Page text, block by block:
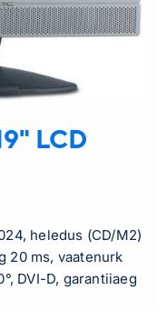
LCD
heledus (CD/M2)
20 ms, vaatenurk
DVI-D, garantiiaeg